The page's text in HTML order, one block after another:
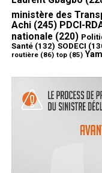
ministère des
Achi(245) PDCI-
nationale(220)
Santé(132) SODECI
routière(86) top(85)